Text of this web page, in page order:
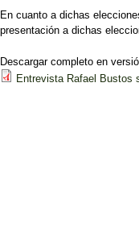
En cuanto a dichas
presentación a dichas
Descargar completo en
Entrevista Rafael Bustos